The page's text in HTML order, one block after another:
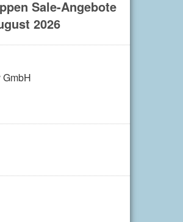
Sale-Angebote
2026